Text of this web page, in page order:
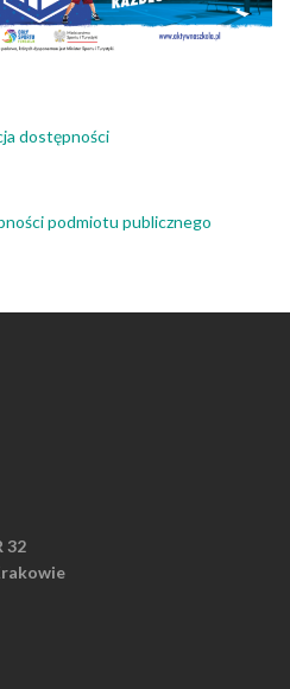
dostępności
podmiotu publicznego
32